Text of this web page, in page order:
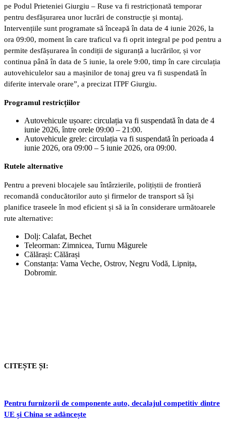
pe Podul Prieteniei Giurgiu – Ruse va fi restricționată temporar
pentru desfășurarea unor lucrări de construcție și montaj.
Intervențiile sunt programate să înceapă în data de 4 iunie 2026, la
ora 09:00, moment în care traficul va fi oprit integral pe pod pentru a
permite desfășurarea în condiții de siguranță a lucrărilor, și vor
continua până în data de 5 iunie, la orele 9:00, timp în care circulația
autovehiculelor sau a mașinilor de tonaj greu va fi suspendată în
diferite intervale orare”, a precizat ITPF Giurgiu.
Programul restricțiilor
Autovehicule ușoare: circulația va fi suspendată în data de 4
iunie 2026, între orele 09:00 – 21:00.
Autovehicule grele: circulația va fi suspendată în perioada 4
iunie 2026, ora 09:00 – 5 iunie 2026, ora 09:00.
Rutele alternative
Pentru a preveni blocajele sau întârzierile, polițiștii de frontieră
recomandă conducătorilor auto și firmelor de transport să își
planifice traseele în mod eficient și să ia în considerare următoarele
rute alternative:
Dolj: Calafat, Bechet
Teleorman: Zimnicea, Turnu Măgurele
Călărași: Călărași
Constanța: Vama Veche, Ostrov, Negru Vodă, Lipnița,
Dobromir.
CITEȘTE ȘI:
Pentru furnizorii de componente auto, decalajul competitiv dintre
UE și China se adâncește